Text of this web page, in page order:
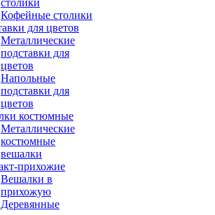
столики
Кофейные столики
для цветов
Металлические
подставки для
цветов
Напольные
подставки для
цветов
костюмные
Металлические
костюмные
вешалки
прихожие
Вешалки в
прихожую
Деревянные